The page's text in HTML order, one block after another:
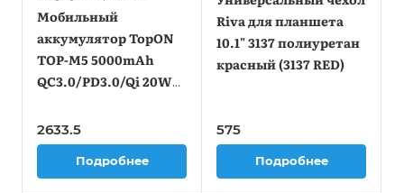
планшетов
Мобильный
аккумулятор TopON
TOP-M5 5000mAh
QC3.0/PD3.0/Qi 20W
беспров.зар. синий
(103079)
2633.5
Подробнее
Riva для планшета
10.1" 3137 полиуретан
красный (3137 RED)
575
Подробнее